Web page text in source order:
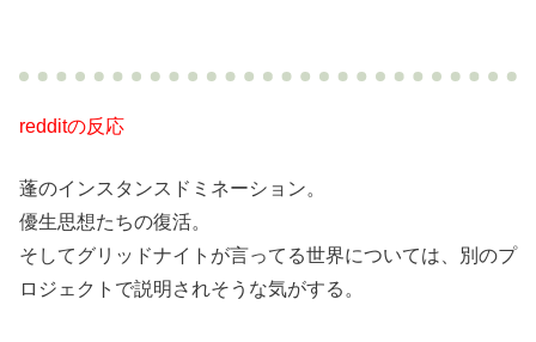
redditの反応
蓬のインスタンスドミネーション。
優生思想たちの復活。
そしてグリッドナイトが言ってる世界については、別のプ
ロジェクトで説明されそうな気がする。